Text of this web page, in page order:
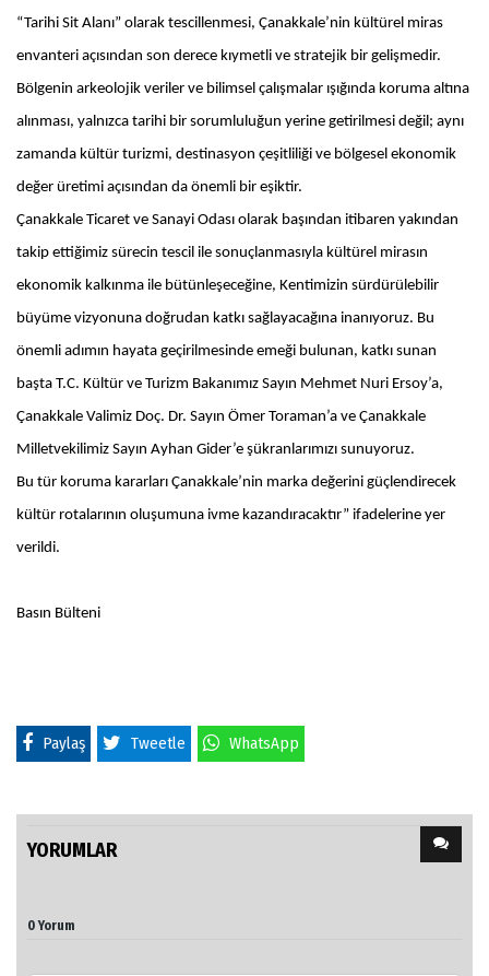
“Tarihi Sit Alanı” olarak tescillenmesi, Çanakkale’nin kültürel miras
envanteri açısından son derece kıymetli ve stratejik bir gelişmedir.
Bölgenin arkeolojik veriler ve bilimsel çalışmalar ışığında koruma altına
alınması, yalnızca tarihi bir sorumluluğun yerine getirilmesi değil; aynı
zamanda kültür turizmi, destinasyon çeşitliliği ve bölgesel ekonomik
değer üretimi açısından da önemli bir eşiktir.
Çanakkale Ticaret ve Sanayi Odası olarak başından itibaren yakından
takip ettiğimiz sürecin tescil ile sonuçlanmasıyla kültürel mirasın
ekonomik kalkınma ile bütünleşeceğine, Kentimizin sürdürülebilir
büyüme vizyonuna doğrudan katkı sağlayacağına inanıyoruz. Bu
önemli adımın hayata geçirilmesinde emeği bulunan, katkı sunan
başta T.C. Kültür ve Turizm Bakanımız Sayın Mehmet Nuri Ersoy’a,
Çanakkale Valimiz Doç. Dr. Sayın Ömer Toraman’a ve Çanakkale
Milletvekilimiz Sayın Ayhan Gider’e şükranlarımızı sunuyoruz.
Bu tür koruma kararları Çanakkale’nin marka değerini güçlendirecek
kültür rotalarının oluşumuna ivme kazandıracaktır” ifadelerine yer
verildi.
Basın Bülteni
Paylaş Tweetle WhatsApp
YORUMLAR
0 Yorum